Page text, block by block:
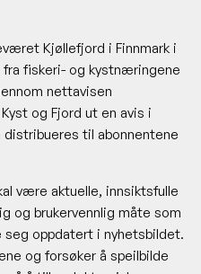
Kjøllefjord i Finnmark i
fra fiskeri- og kystnæringene
nettavisen
og Fjord ut en avis i
til abonnentene
være aktuelle, innsiktsfulle
og brukervennlig måte som
seg oppdatert i nyhetsbildet.
og forsøker å speilbilde